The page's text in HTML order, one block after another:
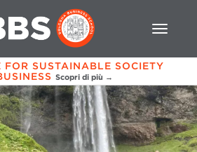
FOR SUSTAINABLE SOCIETY
Scopri di più →